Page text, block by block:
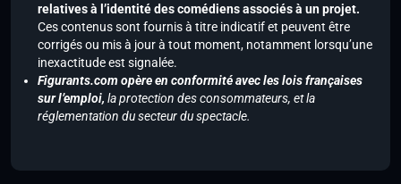
relatives à l’identité des comédiens associés à un projet.
Ces contenus sont fournis à titre indicatif et peuvent être
corrigés ou mis à jour à tout moment, notamment lorsqu’une
inexactitude est signalée.
Figurants.com opère en conformité avec les lois françaises
sur l’emploi, la protection des consommateurs, et la
réglementation du secteur du spectacle.